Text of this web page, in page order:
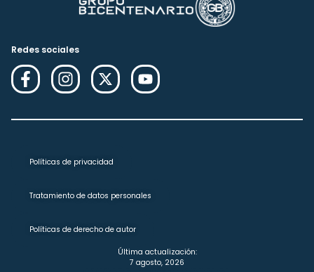
Redes sociales
Políticas de privacidad
Tratamiento de datos personales
Políticas de derecho de autor
Última actualización:
7 agosto, 2026